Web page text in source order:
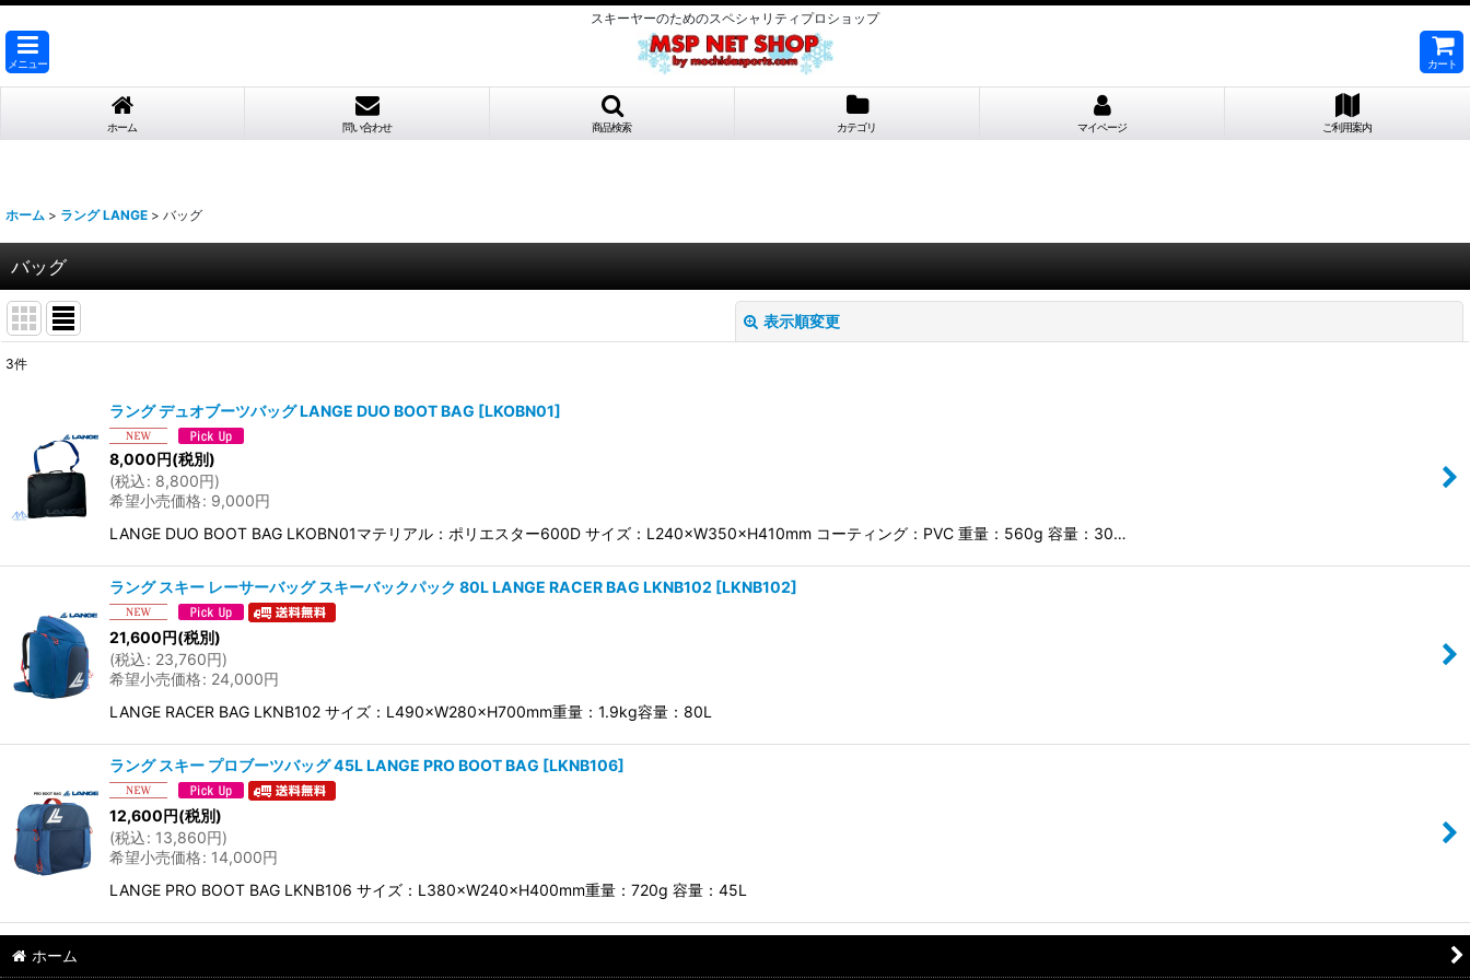
スキーヤーのためのスペシャリティプロショップ
メニュー カート
ホーム 問い合わせ 商品検索 カテゴリ マイページ ご利用案内
ホーム > ラング LANGE > バッグ
バッグ
表示順変更
並び順:
3件
ラング デュオブーツバッグ LANGE DUO BOOT BAG [LKOBN01]
8,000円(税別)
(税込: 8,800円)
希望小売価格: 9,000円
LANGE DUO BOOT BAG LKOBN01マテリアル：ポリエスター600D サイズ：L240×W350×H410mm コーティング：PVC 重量：560g 容量：30…
ラング スキー レーサーバッグ スキーバックパック 80L LANGE RACER BAG LKNB102 [LKNB102]
21,600円(税別)
(税込: 23,760円)
希望小売価格: 24,000円
LANGE RACER BAG LKNB102 サイズ：L490×W280×H700mm重量：1.9kg容量：80L
ラング スキー プロブーツバッグ 45L LANGE PRO BOOT BAG [LKNB106]
12,600円(税別)
(税込: 13,860円)
希望小売価格: 14,000円
LANGE PRO BOOT BAG LKNB106 サイズ：L380×W240×H400mm重量：720g 容量：45L
ホーム